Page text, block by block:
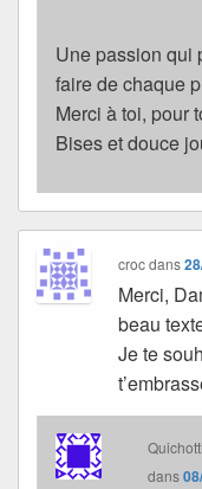
Une passion qui
faire de chaque
Merci à toi, pour
Bises et douce
crocdans
Merci,
beau
Je te
dans